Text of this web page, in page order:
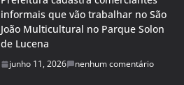
informais que vão trabalhar no São
João Multicultural no Parque Solon
de Lucena
junho 11, 2026 nenhum comentário